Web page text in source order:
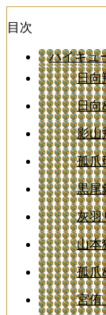
目次
ハイキュ
日向
日向
影山
孤爪
黒尾
灰羽
山本
孤爪
宮